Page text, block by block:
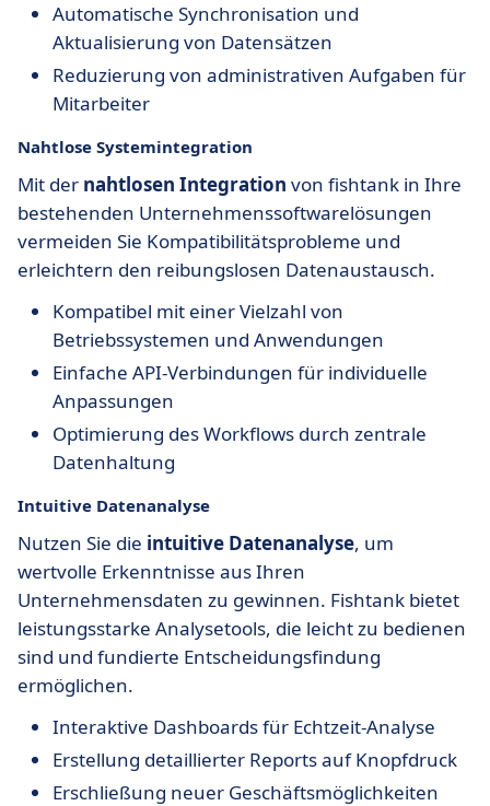
Automatische Synchronisation und
Aktualisierung von Datensätzen
Reduzierung von administrativen Aufgaben für
Mitarbeiter
Nahtlose Systemintegration
Mit der nahtlosen Integration von fishtank in Ihre
bestehenden Unternehmenssoftwarelösungen
vermeiden Sie Kompatibilitätsprobleme und
erleichtern den reibungslosen Datenaustausch.
Kompatibel mit einer Vielzahl von
Betriebssystemen und Anwendungen
Einfache API-Verbindungen für individuelle
Anpassungen
Optimierung des Workflows durch zentrale
Datenhaltung
Intuitive Datenanalyse
Nutzen Sie die intuitive Datenanalyse, um
wertvolle Erkenntnisse aus Ihren
Unternehmensdaten zu gewinnen. Fishtank bietet
leistungsstarke Analysetools, die leicht zu bedienen
sind und fundierte Entscheidungsfindung
ermöglichen.
Interaktive Dashboards für Echtzeit-Analyse
Erstellung detaillierter Reports auf Knopfdruck
Erschließung neuer Geschäftsmöglichkeiten